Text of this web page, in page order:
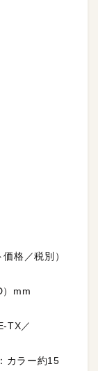
格／税別）
）mm
TX／
カラー約15